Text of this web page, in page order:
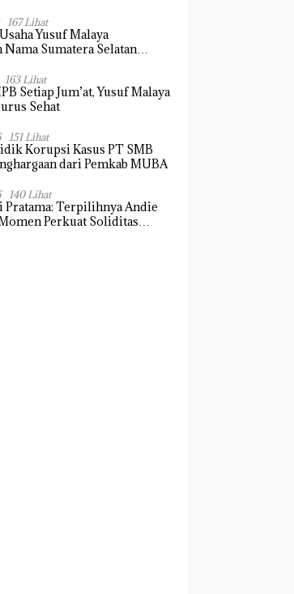
167 Lihat
Malaya
Sumatera Selatan
163 Lihat
Setiap Jum’at, Yusuf Malaya
Sehat
151 Lihat
Korupsi Kasus PT SMB
dari Pemkab MUBA
140 Lihat
Pratama: Terpilihnya Andie
Perkuat Soliditas